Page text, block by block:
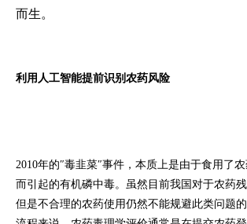
而生。
利用人工智能提前识别农药风险
2010年的″毒韭菜″事件，本质上是由于食用了
而引起的有机磷中毒。虽然目前我国对于农药
但是不合理的农药使用仍然不能规避此类问题